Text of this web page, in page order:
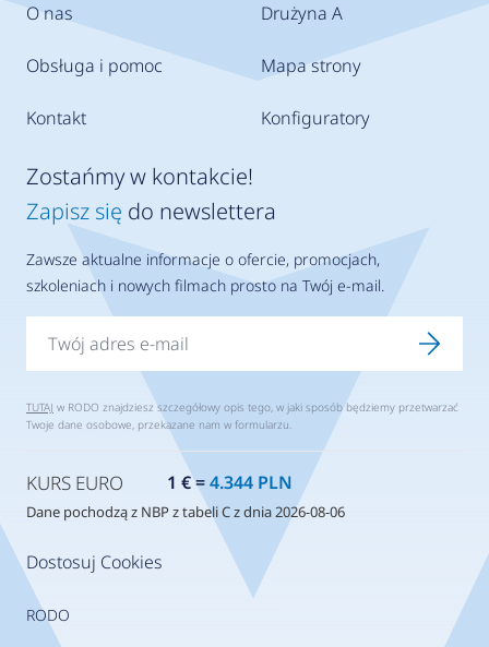
O nas
Obsługa i pomoc
Kontakt
Drużyna A
Mapa strony
Konfiguratory
Dostosuj Cookies
RODO
Zostańmy w kontakcie!
Zapisz się do newslettera
Zawsze aktualne informacje o ofercie, promocjach,
szkoleniach i nowych filmach prosto na Twój e-mail.
TUTAJ w RODO znajdziesz szczegółowy opis tego, w jaki sposób będziemy przetwarzać
Twoje dane osobowe, przekazane nam w formularzu.
KURS EURO 1 € =4.344 PLN
Dane pochodzą z NBP z tabeli C z dnia 2026-08-06